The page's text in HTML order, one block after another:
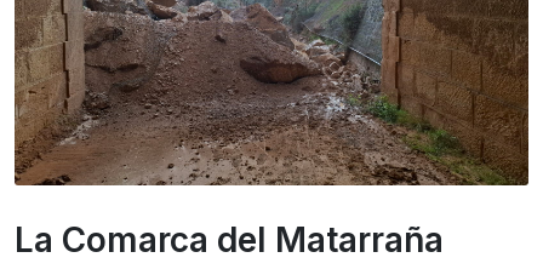
La Comarca del Matarraña